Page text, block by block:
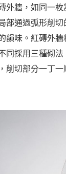
外牆，如同一
部通過弧形削
韻味。紅磚外
同採用三種砌
削切部分一丁一